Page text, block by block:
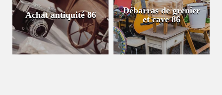
Achat antiquité 86
Débarras de grenier
et cave 86